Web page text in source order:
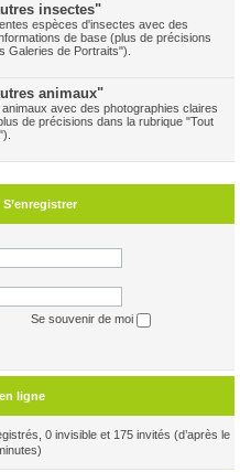
insectes"
espèces d'insectes avec des
de base (plus de précisions
Galeries de Portraits").
animaux"
avec des photographies claires
de précisions dans la rubrique "Tout
S’enregistrer
Se souvenir de moi
ligne
0 invisible et 175 invités (d’après le